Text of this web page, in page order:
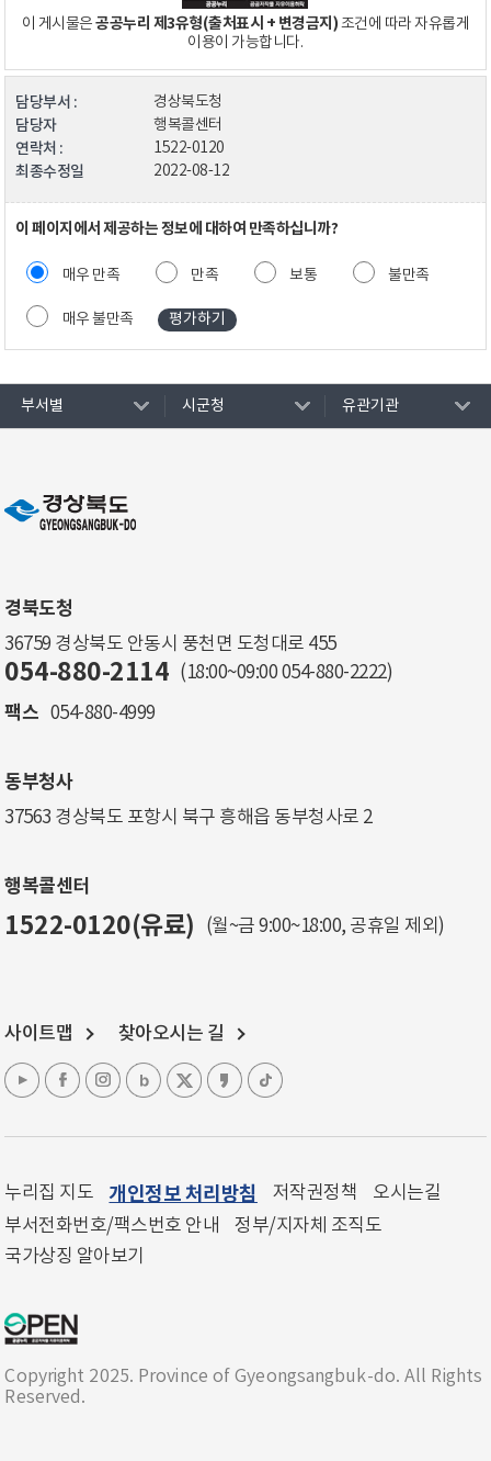
이 게시물은공공누리 제3유형(출처표시 + 변경금지)조건에 따라 자유롭게
이용이 가능합니다.
담당부서 : 경상북도청
담당자 행복콜센터
연락처 : 1522-0120
최종수정일 2022-08-12
이 페이지에서 제공하는 정보에 대하여 만족하십니까?
매우 만족 만족 보통 불만족
매우 불만족
부서별 시군청 유관기관
경북도청
36759 경상북도 안동시 풍천면 도청대로 455
054-880-2114 (18:00~09:00 054-880-2222)
팩스 054-880-4999
동부청사
37563 경상북도 포항시 북구 흥해읍 동부청사로 2
행복콜센터
1522-0120(유료) (월~금 9:00~18:00, 공휴일 제외)
사이트맵 찾아오시는 길
누리집 지도 개인정보 처리방침 저작권정책
오시는길
부서전화번호/팩스번호 안내
정부/지자체 조직도
국가상징 알아보기
Copyright 2025. Province of Gyeongsangbuk-do. All Rights
Reserved.